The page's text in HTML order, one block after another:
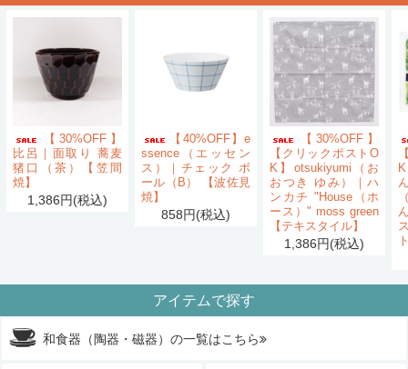
【30%OFF】
比呂｜面取り 蕎麦
猪口（茶）【笠間
焼】
1,386円(税込)
【40%OFF】e
ssence（エッセン
ス）｜チェック ボ
ール（B） 【波佐見
焼】
858円(税込)
【30%OFF】
【クリックポストO
K】otsukiyumi（お
おつき ゆみ）｜ハ
ンカチ "House（ホ
ース）" moss green
【テキスタイル】
1,386円(税込)
アイテムで探す
和食器（陶器・磁器）の一覧はこちら